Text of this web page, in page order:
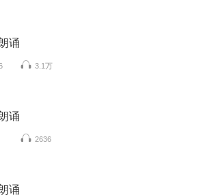
诵
3.1万
诵
2636
诵